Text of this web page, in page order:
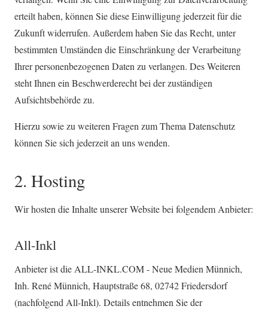
erteilt haben, können Sie diese Einwilligung jederzeit für die
Zukunft widerrufen. Außerdem haben Sie das Recht, unter
bestimmten Umständen die Einschränkung der Verarbeitung
Ihrer personenbezogenen Daten zu verlangen. Des Weiteren
steht Ihnen ein Beschwerderecht bei der zuständigen
Aufsichtsbehörde zu.
Hierzu sowie zu weiteren Fragen zum Thema Datenschutz
können Sie sich jederzeit an uns wenden.
2. Hosting
Wir hosten die Inhalte unserer Website bei folgendem Anbieter:
All-Inkl
Anbieter ist die ALL-INKL.COM - Neue Medien Münnich,
Inh. René Münnich, Hauptstraße 68, 02742 Friedersdorf
(nachfolgend All-Inkl). Details entnehmen Sie der